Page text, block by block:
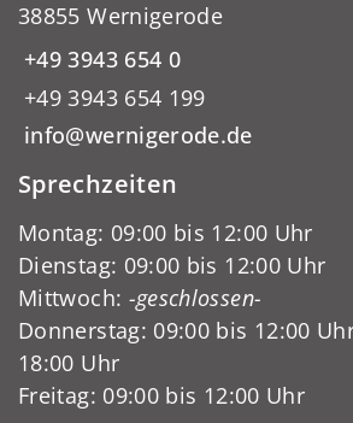
38855 Wernigerode
+49 3943 654 0
+49 3943 654 199
info@wernigerode.de
Sprechzeiten
Montag: 09:00 bis 12:00 Uhr
Dienstag: 09:00 bis 12:00 Uhr
Mittwoch: -geschlossen-
Donnerstag: 09:00 bis 12:00
18:00 Uhr
Freitag: 09:00 bis 12:00 Uhr